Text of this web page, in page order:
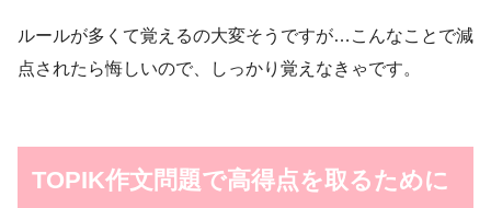
ルールが多くて覚えるの大変そうですが…こんなことで減
点されたら悔しいので、しっかり覚えなきゃです。
TOPIK作文問題で高得点を取るために